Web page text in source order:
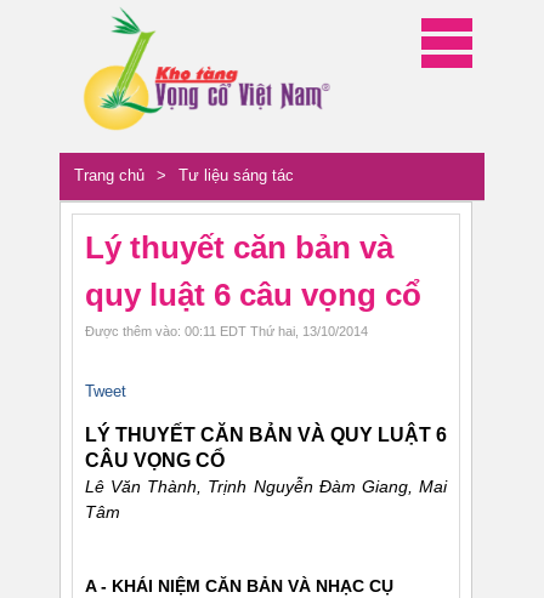
Trang chủ > Tư liệu sáng tác
Lý thuyết căn bản và
quy luật 6 câu vọng cổ
Được thêm vào: 00:11 EDT Thứ hai, 13/10/2014
Tweet
LÝ THUYẾT CĂN BẢN VÀ QUY LUẬT 6
CÂU VỌNG CỔ
Lê Văn Thành, Trịnh Nguyễn Ðàm Giang, Mai
Tâm
A - KHÁI NIỆM CĂN BẢN VÀ NHẠC CỤ